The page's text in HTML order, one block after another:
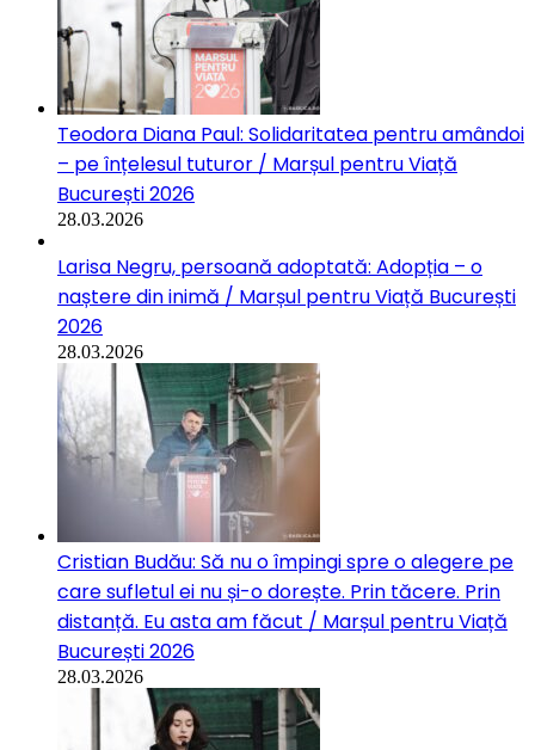
Teodora Diana Paul: Solidaritatea pentru amândoi
– pe înțelesul tuturor / Marșul pentru Viață
București 2026
28.03.2026
Larisa Negru, persoană adoptată: Adopția – o
naștere din inimă / Marșul pentru Viață București
2026
28.03.2026
Cristian Budău: Să nu o împingi spre o alegere pe
care sufletul ei nu și-o dorește. Prin tăcere. Prin
distanță. Eu asta am făcut / Marșul pentru Viață
București 2026
28.03.2026